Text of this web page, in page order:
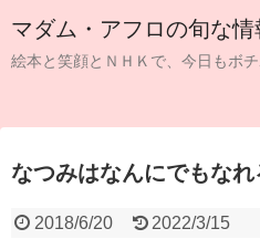
マダム・アフロの旬な
絵本と笑顔とＮＨＫで、今日もボチ
なつみはなんにでもなれ
2018/6/20 2022/3/15